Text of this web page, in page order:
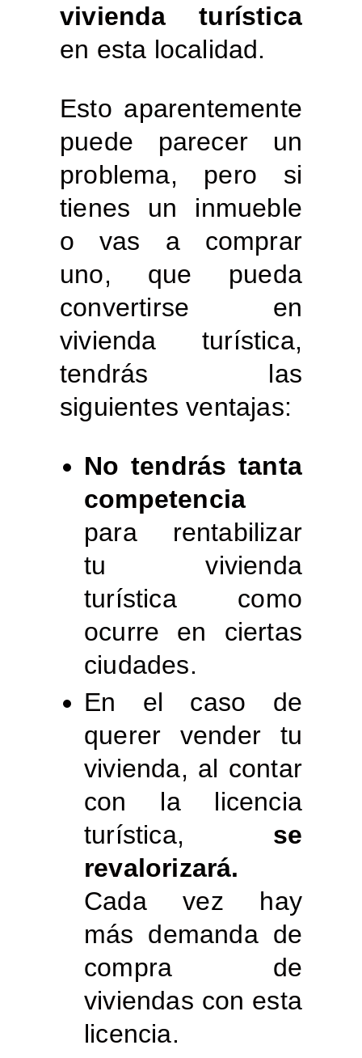
vivienda turística
en esta localidad.
Esto aparentemente
puede parecer un
problema, pero si
tienes un inmueble
o vas a comprar
uno, que pueda
convertirse en
vivienda turística,
tendrás las
siguientes ventajas:
No tendrás tanta
competencia
para rentabilizar
tu vivienda
turística como
ocurre en ciertas
ciudades.
En el caso de
querer vender tu
vivienda, al contar
con la licencia
turística, se
revalorizará.
Cada vez hay
más demanda de
compra de
viviendas con esta
licencia.